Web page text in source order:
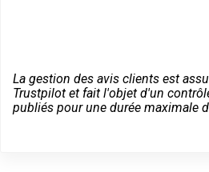
La gestion des avis clients est
Trustpilot et fait l'objet d'un
publiés pour une durée maximale